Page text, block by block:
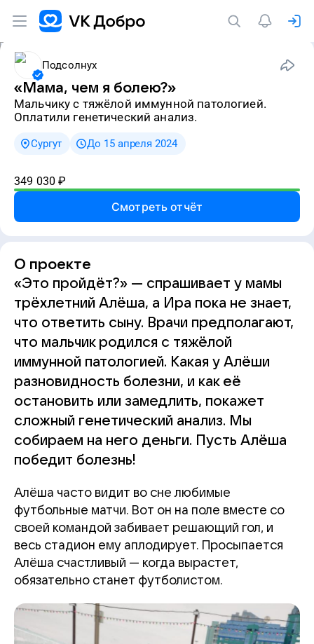
Подсолнух
«Мама, чем я болею?»
мальчику с тяжёлой иммунной патологией.
Оплатили генетический анализ.
Сургут До 15 апреля 2024
349 030 ₽
Смотреть отчёт
О проекте
«Это пройдёт?» — спрашивает у мамы
трёхлетний Алёша, а Ира пока не знает,
что ответить сыну. Врачи предполагают,
что мальчик родился с тяжёлой
иммунной патологией. Какая у Алёши
разновидность болезни, и как её
остановить или замедлить, покажет
сложный генетический анализ. Мы
собираем на него деньги. Пусть Алёша
победит болезнь!
Алёша часто видит во сне любимые
футбольные матчи. Вот он на поле вместе со
своей командой забивает решающий гол, и
весь стадион ему аплодирует. Просыпается
Алёша счастливый — когда вырастет,
обязательно станет футболистом.